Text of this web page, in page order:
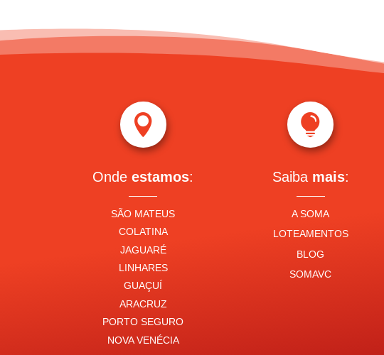

Ondeestamos:
SÃO MATEUS
COLATINA
JAGUARÉ
LINHARES
GUAÇUÍ
ARACRUZ
PORTO SEGURO
NOVA VENÉCIA

Saiba mais:
A SOMA
LOTEAMENTOS
BLOG
SOMAVC